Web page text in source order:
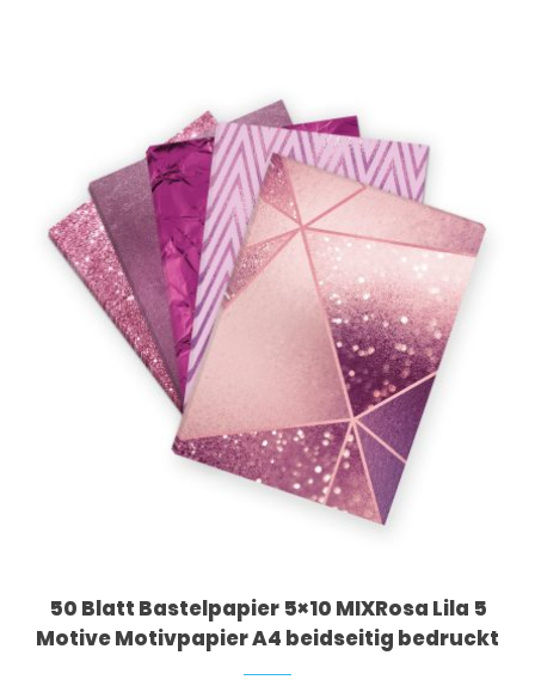
50 Blatt Bastelpapier 5×10 MIXRosa Lila 5
Motive Motivpapier A4 beidseitig bedruckt